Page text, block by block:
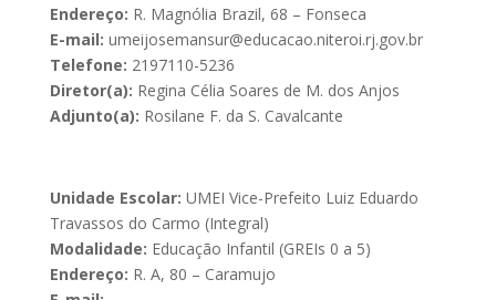
Endereço: R. Magnólia Brazil, 68 – Fonseca
E-mail: umeijosemansur@educacao.niteroi.rj.gov.br
Telefone: 2197110-5236
Diretor(a): Regina Célia Soares de M. dos Anjos
Adjunto(a): Rosilane F. da S. Cavalcante
Unidade Escolar: UMEI Vice-Prefeito Luiz Eduardo
Travassos do Carmo (Integral)
Modalidade: Educação Infantil (GREIs 0 a 5)
Endereço: R. A, 80 – Caramujo